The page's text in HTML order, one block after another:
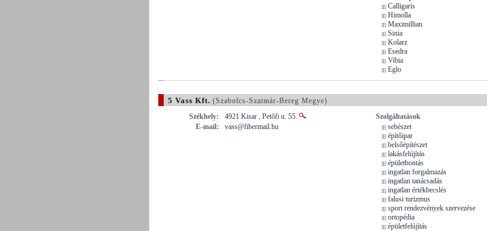
Calligaris
Himolla
Maximillian
Sinia
Kolarz
Esedra
Vibia
Eglo
5 Vass Kft. (Szabolcs-Szatmár-Bereg Megye)
Székhely:
4921 Kisar , Petőfi u. 55.
E-mail:
vass@fibermail.hu
Szolgáltatások
sebészet
építőipar
belsőépítészet
lakásfelújítás
épületbontás
ingatlan forgalmazás
ingatlan tanácsadás
ingatlan értékbecslés
falusi turizmus
sport rendezvények szervezése
ortopédia
épületfelújítás